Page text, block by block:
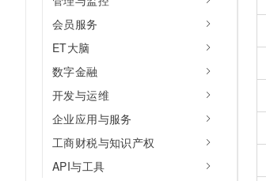
会员服务
ET大脑
数字金融
开发与运维
企业应用与服务
工商财税与知识产权
API与工具